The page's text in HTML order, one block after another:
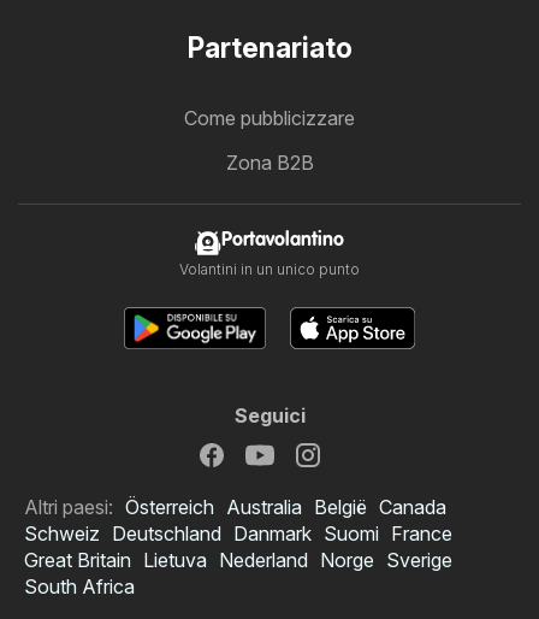
Partenariato
Come pubblicizzare
Zona B2B
Portavolantino
Volantini in un unico punto
Seguici
Altri paesi: Österreich Australia België Canada
Schweiz Deutschland Danmark Suomi France
Great Britain Lietuva Nederland Norge Sverige
South Africa